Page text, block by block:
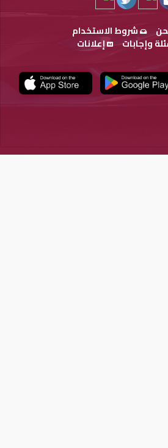
شروط الاستخدام
وإجابات إعلانات